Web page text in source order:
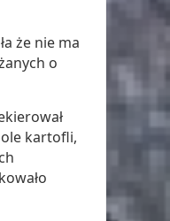
że nie ma
o
kartofli,